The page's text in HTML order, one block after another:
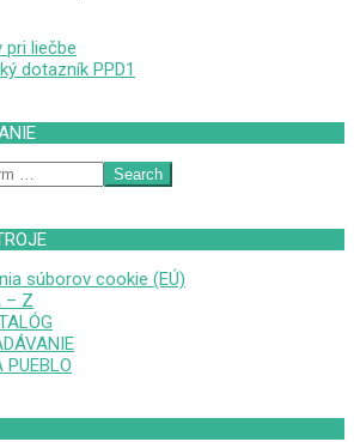
pri liečbe
dotazník PPD1
súborov cookie (EÚ)
– Z